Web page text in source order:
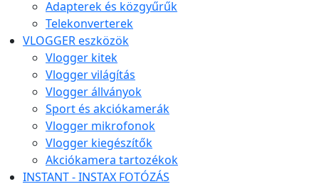
Adapterek és közgyűrűk
Telekonverterek
VLOGGER eszközök
Vlogger kitek
Vlogger világítás
Vlogger állványok
Sport és akciókamerák
Vlogger mikrofonok
Vlogger kiegészítők
Akciókamera tartozékok
INSTANT - INSTAX FOTÓZÁS